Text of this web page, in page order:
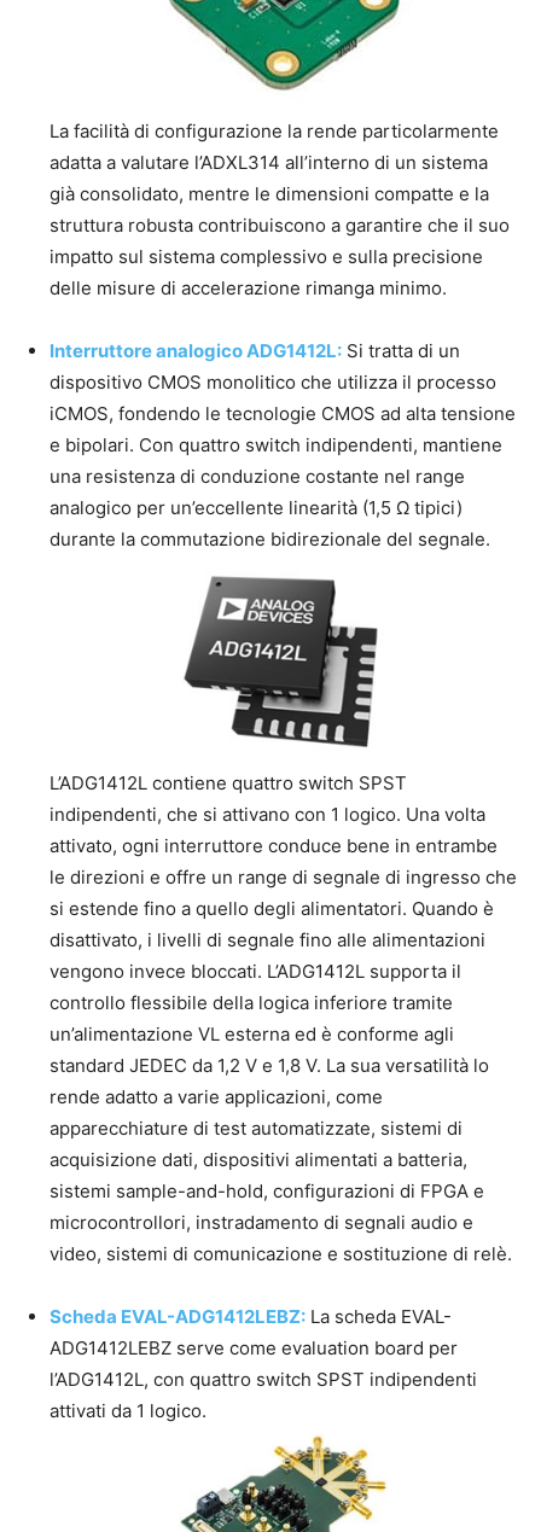
La facilità di configurazione la rende particolarmente
adatta a valutare l’ADXL314 all’interno di un sistema
già consolidato, mentre le dimensioni compatte e la
struttura robusta contribuiscono a garantire che il suo
impatto sul sistema complessivo e sulla precisione
delle misure di accelerazione rimanga minimo.
Interruttore analogico ADG1412L: Si tratta di un
dispositivo CMOS monolitico che utilizza il processo
iCMOS, fondendo le tecnologie CMOS ad alta tensione
e bipolari. Con quattro switch indipendenti, mantiene
una resistenza di conduzione costante nel range
analogico per un’eccellente linearità (1,5 Ω tipici)
durante la commutazione bidirezionale del segnale.
L’ADG1412L contiene quattro switch SPST
indipendenti, che si attivano con 1 logico. Una volta
attivato, ogni interruttore conduce bene in entrambe
le direzioni e offre un range di segnale di ingresso che
si estende fino a quello degli alimentatori. Quando è
disattivato, i livelli di segnale fino alle alimentazioni
vengono invece bloccati. L’ADG1412L supporta il
controllo flessibile della logica inferiore tramite
un’alimentazione VL esterna ed è conforme agli
standard JEDEC da 1,2 V e 1,8 V. La sua versatilità lo
rende adatto a varie applicazioni, come
apparecchiature di test automatizzate, sistemi di
acquisizione dati, dispositivi alimentati a batteria,
sistemi sample-and-hold, configurazioni di FPGA e
microcontrollori, instradamento di segnali audio e
video, sistemi di comunicazione e sostituzione di relè.
Scheda EVAL-ADG1412LEBZ: La scheda EVAL-
ADG1412LEBZ serve come evaluation board per
l’ADG1412L, con quattro switch SPST indipendenti
attivati da 1 logico.